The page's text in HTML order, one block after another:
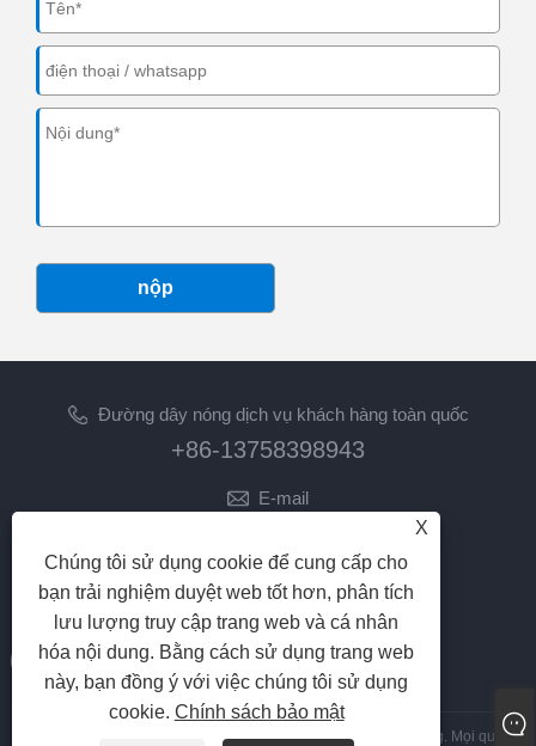
nộp
Đường dây nóng dịch vụ khách hàng toàn quốc
+86-13758398943
E-mail
junmetal.hardware.ltd@gmail.com
THEO CHÚNG TÔI
Bản quyền © 2023 Công ty TNHH Công nghệ Junmetal Gia Hưng. Mọi quyền
X
Chúng tôi sử dụng cookie để cung cấp cho
bạn trải nghiệm duyệt web tốt hơn, phân tích
lưu lượng truy cập trang web và cá nhân
hóa nội dung. Bằng cách sử dụng trang web
này, bạn đồng ý với việc chúng tôi sử dụng
cookie. Chính sách bảo mật